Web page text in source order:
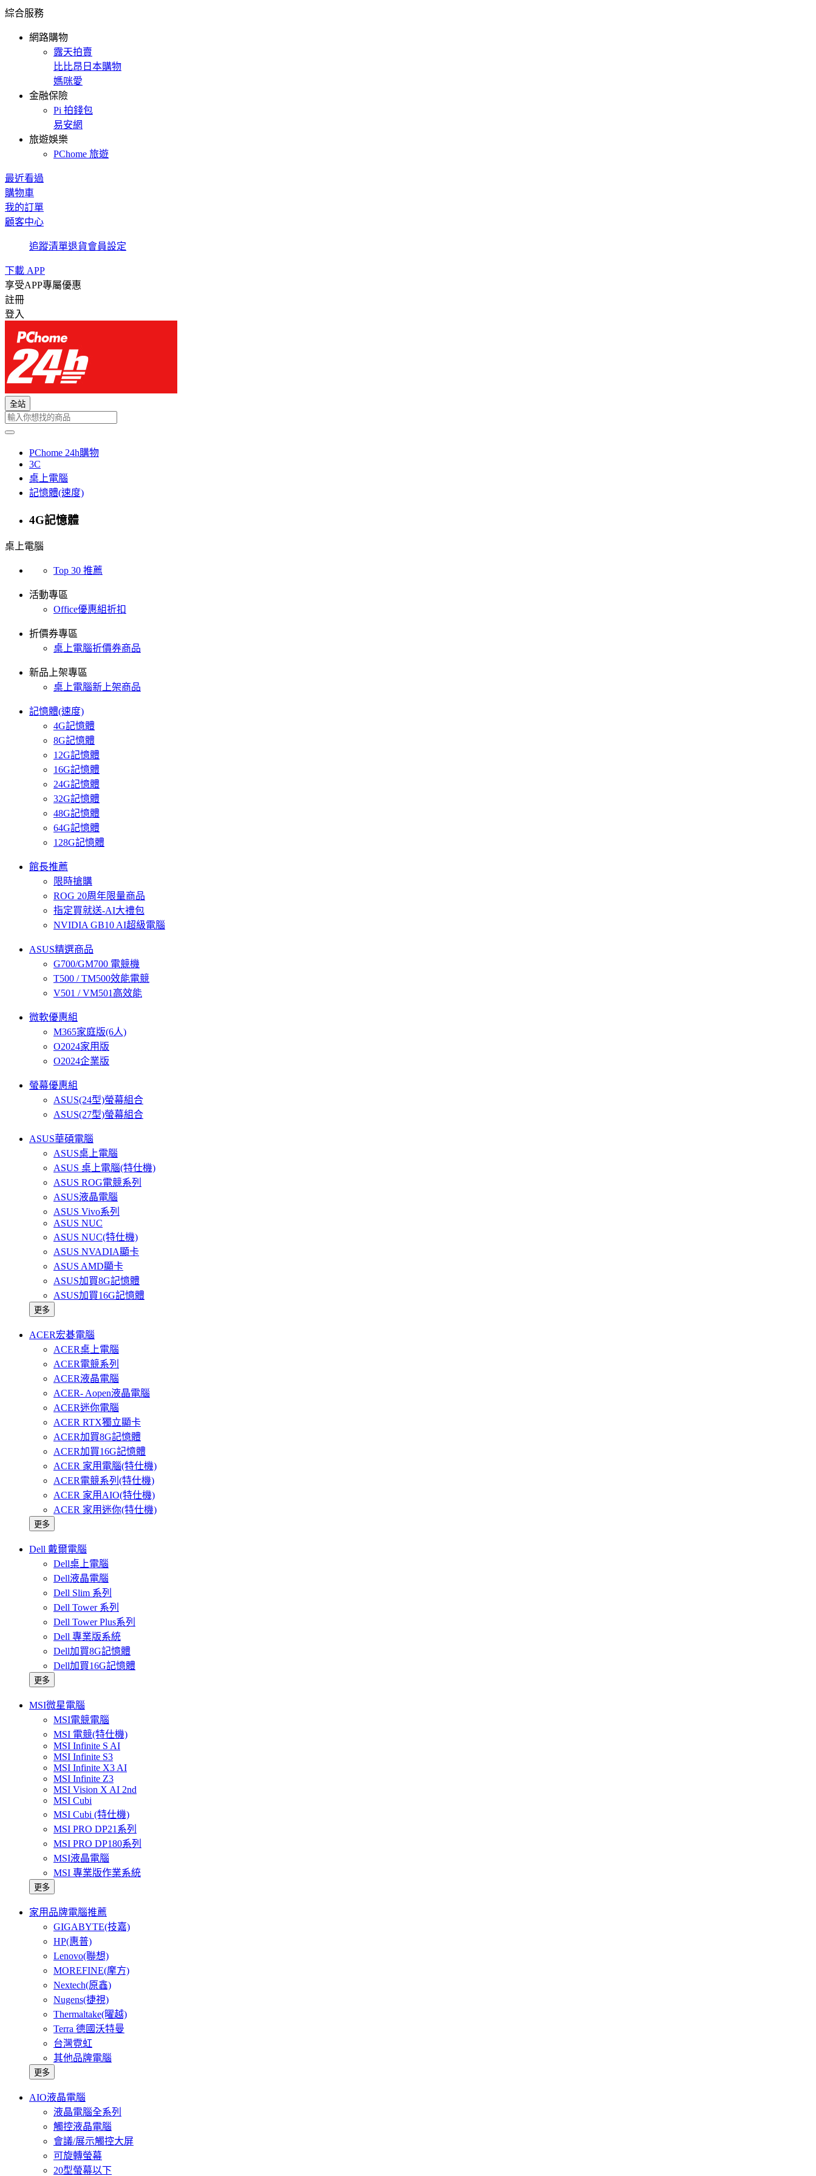
綜合服務
網路購物
露天拍賣
比比昂日本購物
媽咪愛
金融保險
Pi 拍錢包
易安網
旅遊娛樂
PChome 旅遊
最近看過
購物車
我的訂單
顧客中心
追蹤清單退貨會員設定
下載 APP
享受APP專屬優惠
註冊
登入
全站
PChome 24h購物
3C
桌上電腦
記憶體(速度)
4G記憶體
桌上電腦
Top 30 推薦
活動專區
Office優惠組折扣
折價券專區
桌上電腦折價券商品
新品上架專區
桌上電腦新上架商品
記憶體(速度)
4G記憶體
8G記憶體
12G記憶體
16G記憶體
24G記憶體
32G記憶體
48G記憶體
64G記憶體
128G記憶體
館長推薦
限時搶購
ROG 20周年限量商品
指定買就送-AI大禮包
NVIDIA GB10 AI超級電腦
ASUS精選商品
G700/GM700 電競機
T500 / TM500效能電競
V501 / VM501高效能
微軟優惠組
M365家庭版(6人)
O2024家用版
O2024企業版
螢幕優惠組
ASUS(24型)螢幕組合
ASUS(27型)螢幕組合
ASUS華碩電腦
ASUS桌上電腦
ASUS 桌上電腦(特仕機)
ASUS ROG電競系列
ASUS液晶電腦
ASUS Vivo系列
ASUS NUC
ASUS NUC(特仕機)
ASUS NVADIA顯卡
ASUS AMD顯卡
ASUS加買8G記憶體
ASUS加買16G記憶體
更多
ACER宏碁電腦
ACER桌上電腦
ACER電競系列
ACER液晶電腦
ACER- Aopen液晶電腦
ACER迷你電腦
ACER RTX獨立顯卡
ACER加買8G記憶體
ACER加買16G記憶體
ACER 家用電腦(特仕機)
ACER電競系列(特仕機)
ACER 家用AIO(特仕機)
ACER 家用迷你(特仕機)
更多
Dell 戴爾電腦
Dell桌上電腦
Dell液晶電腦
Dell Slim 系列
Dell Tower 系列
Dell Tower Plus系列
Dell 專業版系統
Dell加買8G記憶體
Dell加買16G記憶體
更多
MSI微星電腦
MSI電競電腦
MSI 電競(特仕機)
MSI Infinite S AI
MSI Infinite S3
MSI Infinite X3 AI
MSI Infinite Z3
MSI Vision X AI 2nd
MSI Cubi
MSI Cubi (特仕機)
MSI PRO DP21系列
MSI PRO DP180系列
MSI液晶電腦
MSI 專業版作業系統
更多
家用品牌電腦推薦
GIGABYTE(技嘉)
HP(惠普)
Lenovo(聯想)
MOREFINE(摩方)
Nextech(原鑫)
Nugens(捷視)
Thermaltake(曜越)
Terra 德國沃特曼
台灣霓虹
其他品牌電腦
更多
AIO液晶電腦
液晶電腦全系列
觸控液晶電腦
會議/展示觸控大屏
可旋轉螢幕
20型螢幕以下